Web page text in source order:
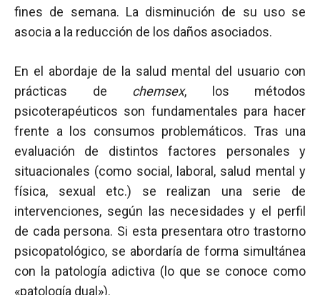
fines de semana. La disminución de su uso se
asocia a la reducción de los daños asociados.
En el abordaje de la salud mental del usuario con
prácticas de chemsex, los métodos
psicoterapéuticos son fundamentales para hacer
frente a los consumos problemáticos. Tras una
evaluación de distintos factores personales y
situacionales (como social, laboral, salud mental y
física, sexual etc.) se realizan una serie de
intervenciones, según las necesidades y el perfil
de cada persona. Si esta presentara otro trastorno
psicopatológico, se abordaría de forma simultánea
con la patología adictiva (lo que se conoce como
«patología dual»).